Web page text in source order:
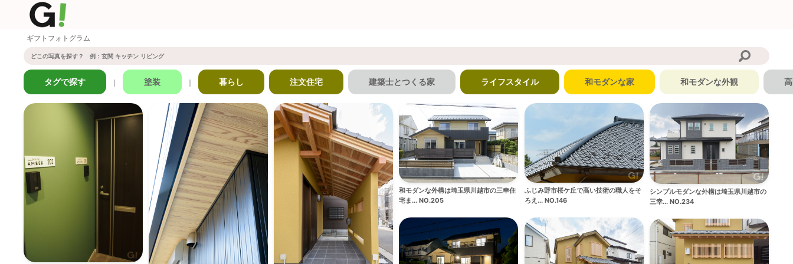
ギフトフォトグラム
タグで探す ｜ 塗装 ｜ 暮らし 注文住宅 建築士とつくる家 ライフスタイル 和モダンな家 和モダンな外観
和モダンな外構は埼玉県川越市の三幸住
宅ま... NO.205
ふじみ野市桜ケ丘で高い技術の職人をそ
ろえ... NO.146
シンプルモダンな外構は埼玉県川越市の
三幸... NO.234